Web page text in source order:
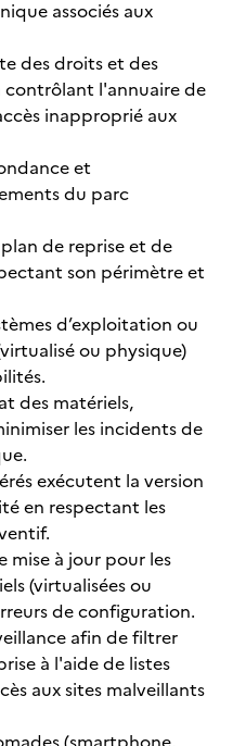
associés aux
des droits et des
l'annuaire de
inapproprié aux
et
du parc
de reprise et de
son périmètre et
d’exploitation ou
ou physique)
des matériels,
les incidents de
exécutent la version
en respectant les
mise à jour pour les
(virtualisées ou
de configuration.
afin de filtrer
à l'aide de listes
aux sites malveillants